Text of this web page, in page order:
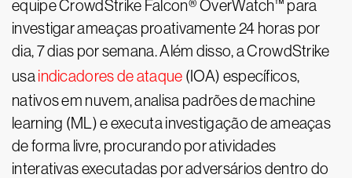
equipe CrowdStrike Falcon® OverWatch™ para
investigar ameaças proativamente 24 horas por
dia, 7 dias por semana. Além disso, a CrowdStrike
usa indicadores de ataque (IOA) específicos,
nativos em nuvem, analisa padrões de machine
learning (ML) e executa investigação de ameaças
de forma livre, procurando por atividades
interativas executadas por adversários dentro do